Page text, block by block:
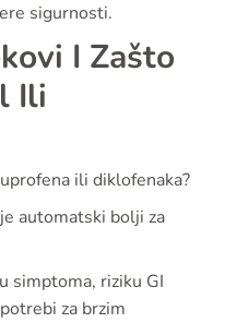
sigurnosti.
I Zašto
Ili
ili diklofenaka?
automatski bolji za
simptoma, riziku GI
za brzim